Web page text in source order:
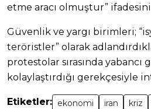
etme aracı olmuştur”
Güvenlik ve yargı birimleri;
teröristler” olarak
protestolar sırasında
kolaylaştırdığı gerekçesiyle
Etiketler: ekonomi iran kriz